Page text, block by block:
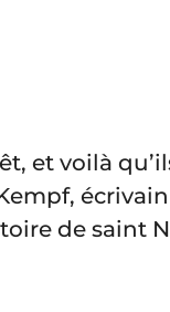
et voilà
de saint